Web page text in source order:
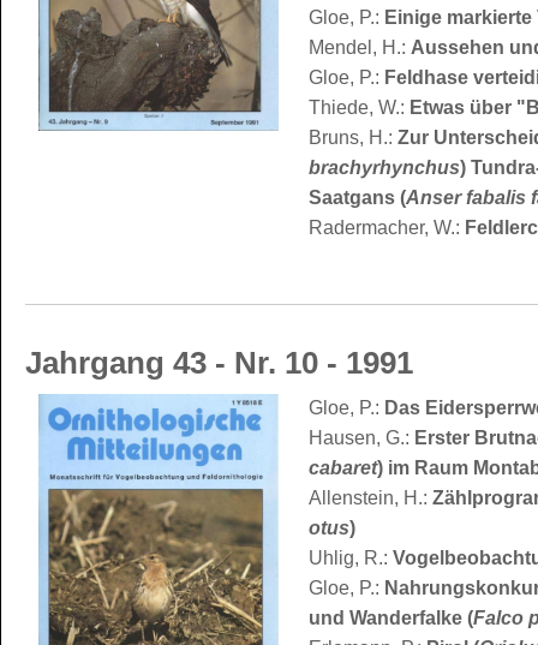
Gloe, P.: Einige
Mendel, H.: Aussehen
Gloe, P.: Feldhase
Thiede, W.: Etwas über
Bruns, H.: Zur
brachyrhynchus)
Saatgans (Anser fabalis
Radermacher, W.:
Jahrgang 43 - Nr. 10 - 1991
Gloe, P.: Das
Hausen, G.: Erster
cabaret) im Raum
Allenstein, H.:
otus)
Uhlig, R.:
Gloe, P.:
und Wanderfalke (Falco